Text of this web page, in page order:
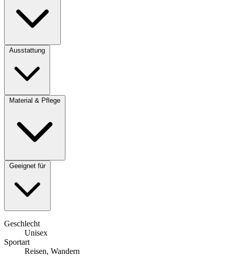
Ausstattung
Material & Pflege
Geeignet für
Geschlecht
Unisex
Sportart
Reisen, Wandern